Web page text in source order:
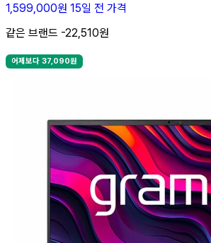
1,599,000원 15일 전 가격
같은 브랜드 -22,510원
어제보다 37,090원